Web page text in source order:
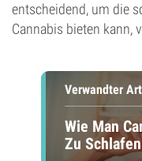
entscheidend, um die
Cannabis bieten kann,
Verwandter
Wie Man
Zu Schlafen